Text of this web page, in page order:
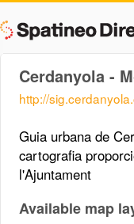
Cerdanyola -
http://
Guia urbana de
cartografia
l'Ajuntament
Available map